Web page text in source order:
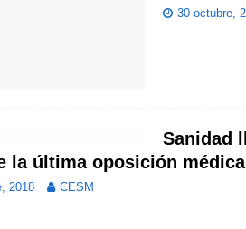
30 octubre,
Sanidad
la última oposición médica
2018 CESM